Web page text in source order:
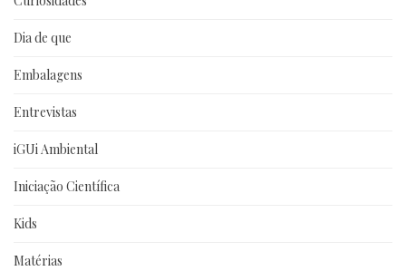
Dia de que
Embalagens
Entrevistas
iGUi Ambiental
Iniciação Científica
Kids
Matérias